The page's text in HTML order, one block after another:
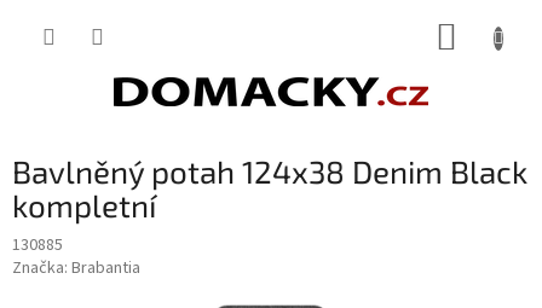
Bavlněný potah 124x38 Denim Black
kompletní
130885
Značka: Brabantia